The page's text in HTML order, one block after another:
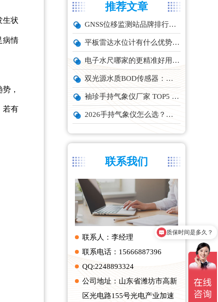
推荐文章
GNSS位移监测站品牌排行与选型推荐
平板雷达水位计有什么优势？精准耐用品牌top1推荐！
电子水尺哪家的更精准好用？推荐云境天合TH-SC系列经济型设备
双光源水质BOD传感器：在线水体有机物监测设备厂家推荐
袖珍手持气象仪厂家 TOP5 实力榜单
2026手持气象仪怎么选？云境天合、天蔚主流机型深度测评
联系我们
联系人：李经理
联系电话：15666887396
QQ:2248893324
公司地址：山东省潍坊市高新
区光电路155号光电产业加速
生状
病情
，
若有
产品有检测证书吗？
质保时间是多久？